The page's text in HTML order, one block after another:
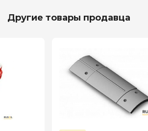
Другие товары продавца